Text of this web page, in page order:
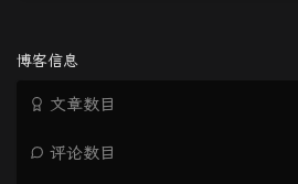
博客信息
文章数目
评论数目